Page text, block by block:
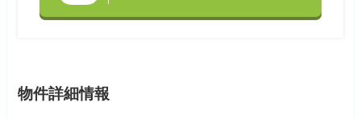
物件詳細情報